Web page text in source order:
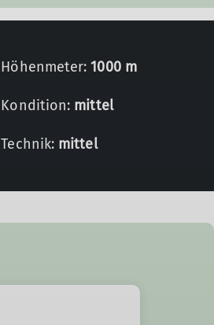
Höhenmeter:1000 m
Kondition: mittel
Technik: mittel